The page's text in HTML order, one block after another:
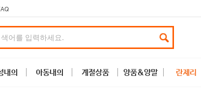
내의 아동내의 계절상품 양품&양말 란제리